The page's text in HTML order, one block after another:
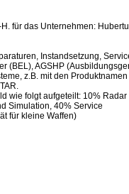
für das Unternehmen:
Instandsetzung,
(BEL), AGSHP
z.B. mit den
wie folgt aufgeteilt: 10%
Simulation, 40% Service
für kleine Waffen)